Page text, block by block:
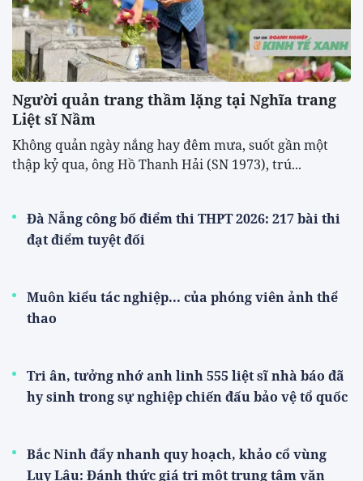
Người quản trang thầm lặng tại Nghĩa trang
Liệt sĩ Nầm
Không quản ngày nắng hay đêm mưa, suốt gần một
thập kỷ qua, ông Hồ Thanh Hải (SN 1973), trú...
Đà Nẵng công bố điểm thi THPT 2026: 217 bài thi
đạt điểm tuyệt đối
Muôn kiểu tác nghiệp... của phóng viên ảnh thể
thao
Tri ân, tưởng nhớ anh linh 555 liệt sĩ nhà báo đã
hy sinh trong sự nghiệp chiến đấu bảo vệ tổ quốc
Bắc Ninh đẩy nhanh quy hoạch, khảo cổ vùng
Luy Lâu: Đánh thức giá trị một trung tâm văn